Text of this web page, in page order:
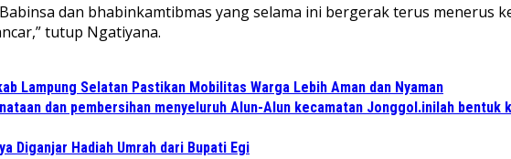
dan bhabinkamtibmas yang selama ini bergerak terus menerus
tutup Ngatiyana.
Lampung Selatan Pastikan Mobilitas Warga Lebih Aman dan Nyaman
dan pembersihan menyeluruh Alun-Alun kecamatan Jonggol.inilah
Diganjar Hadiah Umrah dari Bupati Egi